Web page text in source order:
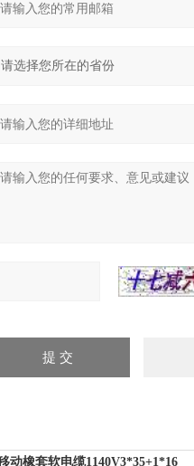
动橡套软电缆1140V3*35+1*16